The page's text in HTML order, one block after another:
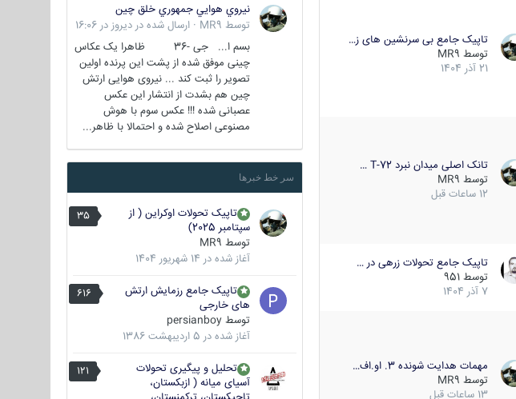
تاپیک جامع بی سرنشین های ز…
توسط MR9
21 آذر 1404
تانک اصلی میدان نبرد T-72 …
توسط MR9
12 ساعات قبل
تاپیک جامع تحولات زرهی در …
توسط 951
7 آذر 1404
مهمات هدایت شونده 3. او.اف…
توسط MR9
13 ساعات قبل
نيروي هوايي جمهوري خلق چين
توسط MR9
· ارسال شده در دیروز در 16:06
بسم ا... جی -36 ظاهرا یک عکاس
چینی موفق شده از پشت این پرنده اولین
تصویر را ثبت کند ... نیروی هوایی ارتش
چین هم بشدت از انتشار این عکس
عصبانی شده !!! عکس سوم با هوش
مصنوعی اصلاح شده و احتمالا با ظاهر...
سر خط خبرها
35
تاپیک تحولات اوکراین ( از
سپتامبر 2025)
توسط MR9
آغاز شده در 14 شهریور 1404
616
تاپیک جامع رزمایش ارتش
های خارجی
توسط persianboy
آغاز شده در 5 اردیبهشت 1386
121
تحلیل و پیگیری تحولات
آسیای میانه ( ازبکستان،